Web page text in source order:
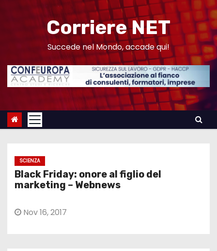
n
Corriere NET
Succede nel Mondo, accade qui!
SCIENZA
Black Friday: onore al figlio del
marketing – Webnews
Nov 16, 2017